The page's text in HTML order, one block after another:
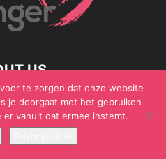
US
te zorgen dat onze website
je doorgaat met het gebruiken
vanuit dat ermee instemt.